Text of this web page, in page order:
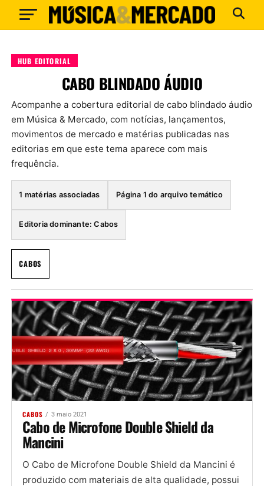
HUB EDITORIAL
CABO BLINDADO ÁUDIO
Acompanhe a cobertura editorial de cabo blindado áudio
em Música & Mercado, com notícias, lançamentos,
movimentos de mercado e matérias publicadas nas
editorias em que este tema aparece com mais
frequência.
1 matérias associadas Página 1 do arquivo temático
Editoria dominante: Cabos
CABOS
CABOS 3 maio 2021
Cabo de Microfone Double Shield da
Mancini
O Cabo de Microfone Double Shield da Mancini é
produzido com materiais de alta qualidade, possui